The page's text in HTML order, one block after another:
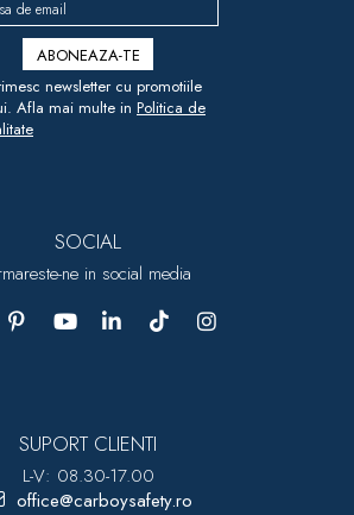
newsletter cu promotiile
Afla mai multe in Politica de
SOCIAL
ne in social media
SUPORT CLIENTI
L-V: 08.30-17.00
office@carboysafety.ro